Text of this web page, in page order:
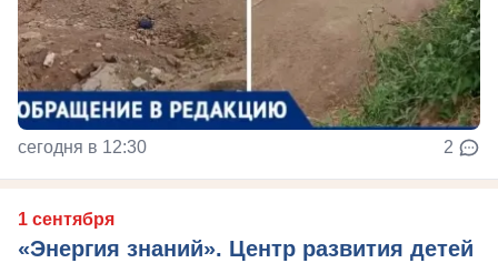
сегодня в 12:30 2
1 сентября
«Энергия знаний». Центр развития детей